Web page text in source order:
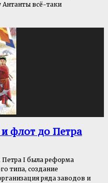
Антанты всё-таки
флот до Петра
I была реформа
типа, создание
ряда заводов и